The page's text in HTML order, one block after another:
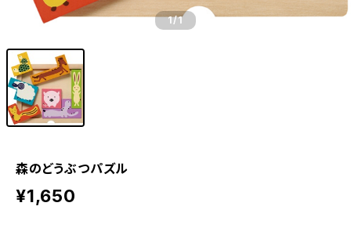
1/1
森のどうぶつパズル
¥1,650